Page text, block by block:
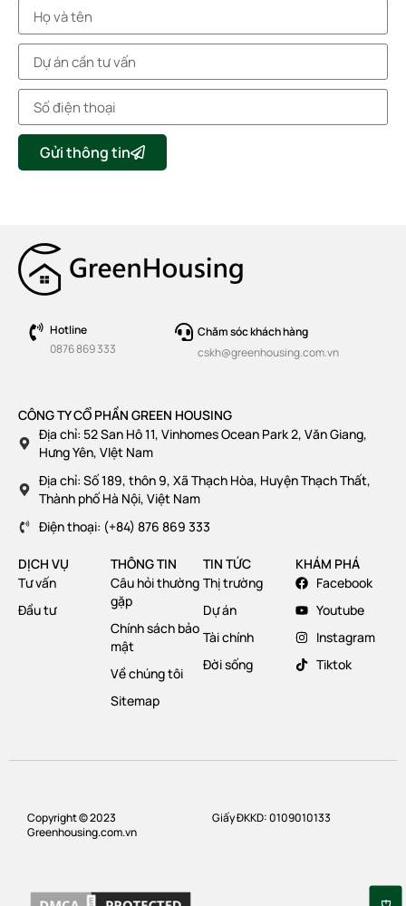
Gửi thông tin
Hotline
0876 869 333
Chăm sóc khách hàng
cskh@greenhousing.com.vn
CÔNG TY CỔ PHẦN GREEN HOUSING
Địa chỉ: 52 San Hô 11, Vinhomes Ocean Park 2, Văn Giang,
Hưng Yên, VIệt Nam
Địa chỉ: Số 189, thôn 9, Xã Thạch Hòa, Huyện Thạch Thất,
Thành phố Hà Nội, Việt Nam
Điện thoại: (+84) 876 869 333
DỊCH VỤ
Tư vấn
Đầu tư
THÔNG TIN
Câu hỏi thường
gặp
Chính sách bảo
mật
Về chúng tôi
Sitemap
TIN TỨC
Thị trường
Dự án
Tài chính
Đời sống
KHÁM PHÁ
Facebook
Youtube
Instagram
Tiktok
Copyright © 2023
Greenhousing.com.vn
Giấy ĐKKD: 0109010133